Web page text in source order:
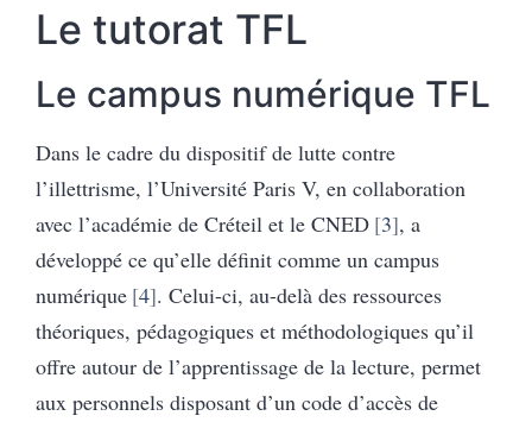
Le tutorat TFL
Le campus numérique TFL
Dans le cadre du dispositif de lutte contre
l’illettrisme, l’Université Paris V, en collaboration
avec l’académie de Créteil et le CNED 3 , a
développé ce qu’elle définit comme un campus
numérique 4 . Celui-ci, au-delà des ressources
théoriques, pédagogiques et méthodologiques qu’il
offre autour de l’apprentissage de la lecture, permet
aux personnels disposant d’un code d’accès de